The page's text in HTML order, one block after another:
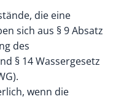
die eine
sich aus § 9 Absatz
des
§ 14 Wassergesetz
wenn die